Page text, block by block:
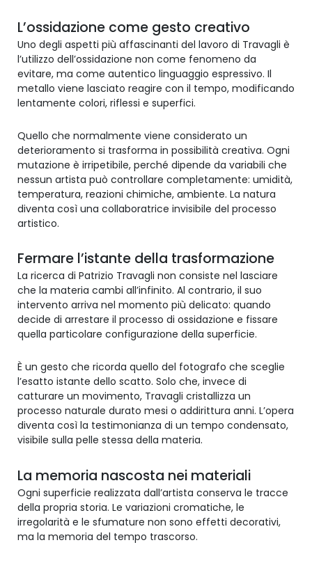
L’ossidazione come gesto creativo
Uno degli aspetti più affascinanti del lavoro di Travagli è
l’utilizzo dell’ossidazione non come fenomeno da
evitare, ma come autentico linguaggio espressivo. Il
metallo viene lasciato reagire con il tempo, modificando
lentamente colori, riflessi e superfici.
Quello che normalmente viene considerato un
deterioramento si trasforma in possibilità creativa. Ogni
mutazione è irripetibile, perché dipende da variabili che
nessun artista può controllare completamente: umidità,
temperatura, reazioni chimiche, ambiente. La natura
diventa così una collaboratrice invisibile del processo
artistico.
Fermare l’istante della trasformazione
La ricerca di Patrizio Travagli non consiste nel lasciare
che la materia cambi all’infinito. Al contrario, il suo
intervento arriva nel momento più delicato: quando
decide di arrestare il processo di ossidazione e fissare
quella particolare configurazione della superficie.
È un gesto che ricorda quello del fotografo che sceglie
l’esatto istante dello scatto. Solo che, invece di
catturare un movimento, Travagli cristallizza un
processo naturale durato mesi o addirittura anni. L’opera
diventa così la testimonianza di un tempo condensato,
visibile sulla pelle stessa della materia.
La memoria nascosta nei materiali
Ogni superficie realizzata dall’artista conserva le tracce
della propria storia. Le variazioni cromatiche, le
irregolarità e le sfumature non sono effetti decorativi,
ma la memoria del tempo trascorso.